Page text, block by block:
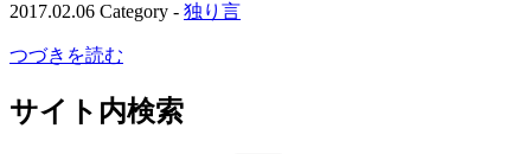
2017.02.06 Category - 独り言
つづきを読む
サイト内検索